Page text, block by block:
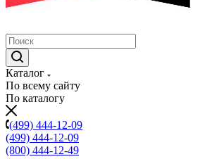
Каталог
По всему сайту
По каталогу
(499) 444-12-09
(499) 444-12-09
(800) 444-12-49